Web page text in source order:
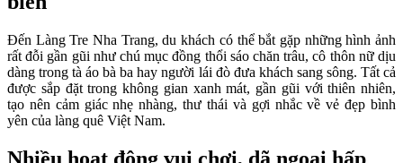
Đến Làng Tre Nha Trang, du khách có thể bắt gặp những hình ảnh
rất đỗi gần gũi như chú mục đồng thổi sáo chăn trâu, cô thôn nữ dịu
dàng trong tà áo bà ba hay người lái đò đưa khách sang sông. Tất cả
được sắp đặt trong không gian xanh mát, gần gũi với thiên nhiên,
tạo nên cảm giác nhẹ nhàng, thư thái và gợi nhắc về vẻ đẹp bình
yên của làng quê Việt Nam.
Nhiều hoạt động vui chơi, dã ngoại hấp